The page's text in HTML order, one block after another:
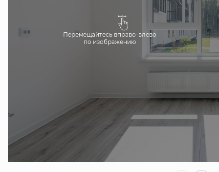
Перемещайтесь вправо-влево
по изображению